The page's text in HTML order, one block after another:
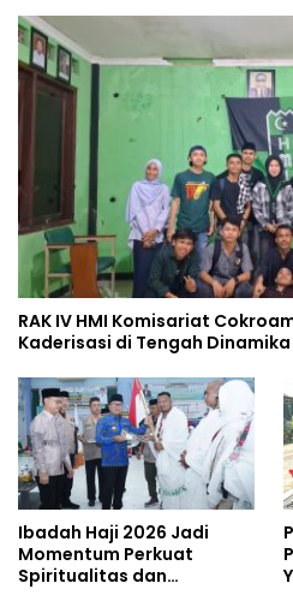
RAK IV HMI Komisariat
Kaderisasi di Tengah
Ibadah Haji 2026 Jadi
Momentum Perkuat
Spiritualitas dan